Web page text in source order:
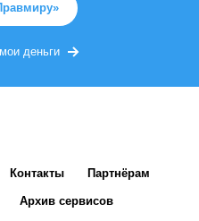
деньги
Контакты Партнёрам
Архив сервисов